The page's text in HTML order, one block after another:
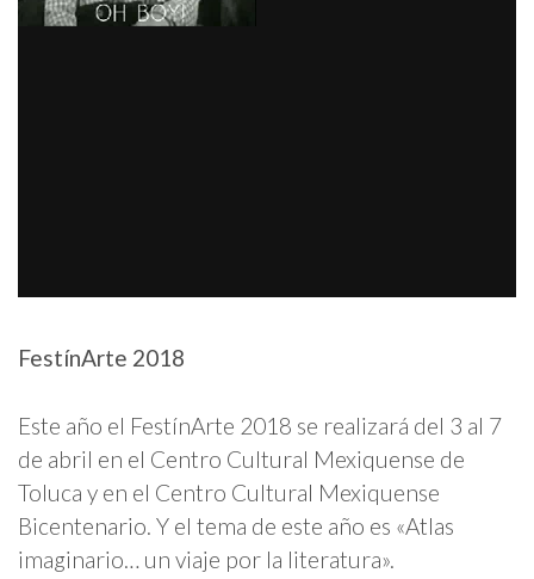
FestínArte 2018
Este año el FestínArte 2018 se realizará del 3 al 7
de abril en el Centro Cultural Mexiquense de
Toluca y en el Centro Cultural Mexiquense
Bicentenario. Y el tema de este año es «Atlas
imaginario… un viaje por la literatura».